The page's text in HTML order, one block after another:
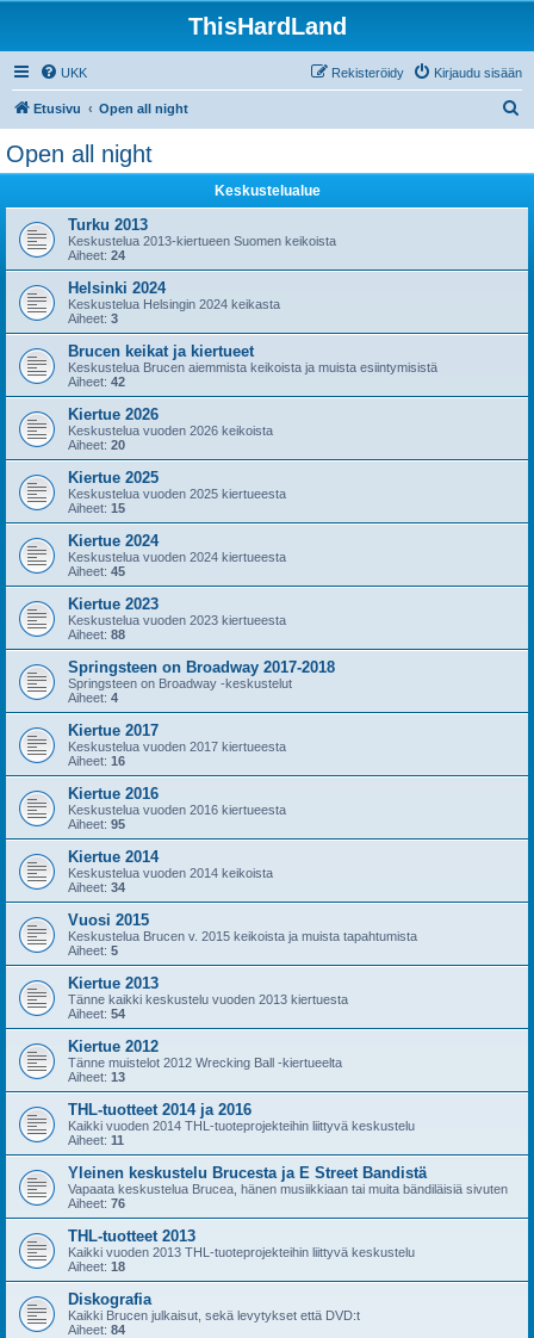
ThisHardLand
UKK Kirjaudu sisään
Rekisteröidy
Etusivu Open all night
Open all night
Keskustelualue
Turku 2013
Keskustelua 2013-kiertueen Suomen keikoista
Aiheet: 24
Helsinki 2024
Keskustelua Helsingin 2024 keikasta
Aiheet: 3
Brucen keikat ja kiertueet
Keskustelua Brucen aiemmista keikoista ja muista esiintymisistä
Aiheet: 42
Kiertue 2026
Keskustelua vuoden 2026 keikoista
Aiheet: 20
Kiertue 2025
Keskustelua vuoden 2025 kiertueesta
Aiheet: 15
Kiertue 2024
Keskustelua vuoden 2024 kiertueesta
Aiheet: 45
Kiertue 2023
Keskustelua vuoden 2023 kiertueesta
Aiheet: 88
Springsteen on Broadway 2017-2018
Springsteen on Broadway -keskustelut
Aiheet: 4
Kiertue 2017
Keskustelua vuoden 2017 kiertueesta
Aiheet: 16
Kiertue 2016
Keskustelua vuoden 2016 kiertueesta
Aiheet: 95
Kiertue 2014
Keskustelua vuoden 2014 keikoista
Aiheet: 34
Vuosi 2015
Keskustelua Brucen v. 2015 keikoista ja muista tapahtumista
Aiheet: 5
Kiertue 2013
Tänne kaikki keskustelu vuoden 2013 kiertuesta
Aiheet: 54
Kiertue 2012
Tänne muistelot 2012 Wrecking Ball -kiertueelta
Aiheet: 13
THL-tuotteet 2014 ja 2016
Kaikki vuoden 2014 THL-tuoteprojekteihin liittyvä keskustelu
Aiheet: 11
Yleinen keskustelu Brucesta ja E Street Bandistä
Vapaata keskustelua Brucea, hänen musiikkiaan tai muita bändiläisiä sivuten
Aiheet: 76
THL-tuotteet 2013
Kaikki vuoden 2013 THL-tuoteprojekteihin liittyvä keskustelu
Aiheet: 18
Diskografia
Kaikki Brucen julkaisut, sekä levytykset että DVD:t
Aiheet: 84